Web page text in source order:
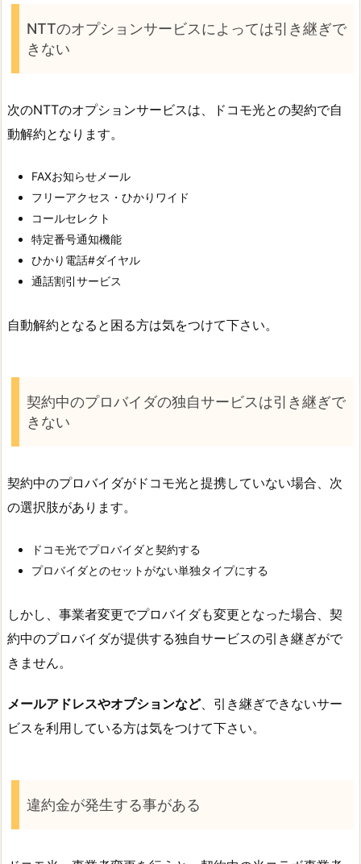
NTTのオプションサービスによっては引き継ぎで
きない
次のNTTのオプションサービスは、ドコモ光との契約で自
動解約となります。
FAXお知らせメール
フリーアクセス・ひかりワイド
コールセレクト
特定番号通知機能
ひかり電話#ダイヤル
通話割引サービス
自動解約となると困る方は気をつけて下さい。
契約中のプロバイダの独自サービスは引き継ぎで
きない
契約中のプロバイダがドコモ光と提携していない場合、次
の選択肢があります。
ドコモ光でプロバイダと契約する
プロバイダとのセットがない単独タイプにする
しかし、事業者変更でプロバイダも変更となった場合、契
約中のプロバイダが提供する独自サービスの引き継ぎがで
きません。
メールアドレスやオプションなど、引き継ぎできないサー
ビスを利用している方は気をつけて下さい。
違約金が発生する事がある